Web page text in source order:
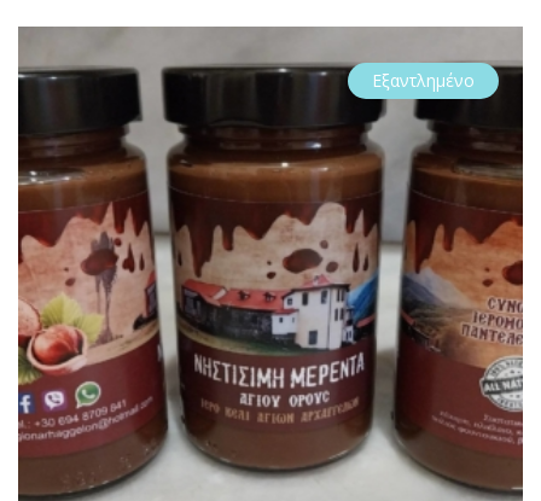
Εξαντλημένο